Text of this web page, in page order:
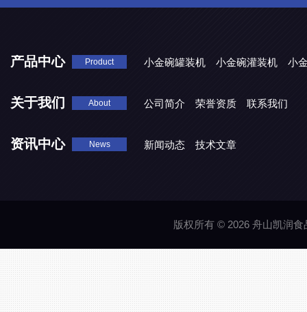
产品中心 Product 小金碗罐装机 小金碗灌装机 小
关于我们 About 公司简介 荣誉资质 联系我们
资讯中心 News 新闻动态 技术文章
版权所有 © 2026 舟山凯润